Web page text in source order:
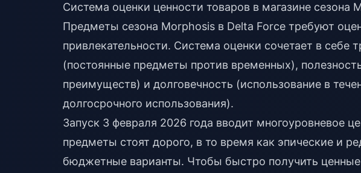
Система оценки ценности товаров в магазине сезона
Предметы сезона Morphosis в Delta Force требуют
привлекательности. Система оценки сочетает в себе
(постоянные предметы против временных),
преимуществ) и долговечность (использование в
долгосрочного использования).
Запуск 3 февраля 2026 года вводит многоуровневое
предметы стоят дорого, в то время как эпические и
бюджетные варианты. Чтобы быстро получить